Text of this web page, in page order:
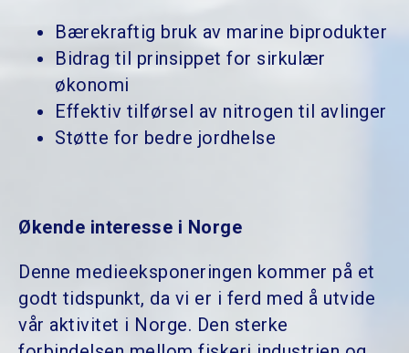
Bærekraftig bruk av marine biprodukter
Bidrag til prinsippet for sirkulær
økonomi
Effektiv tilførsel av nitrogen til avlinger
Støtte for bedre jordhelse
Økende interesse i Norge
Denne medieeksponeringen kommer på et
godt tidspunkt, da vi er i ferd med å utvide
vår aktivitet i Norge. Den sterke